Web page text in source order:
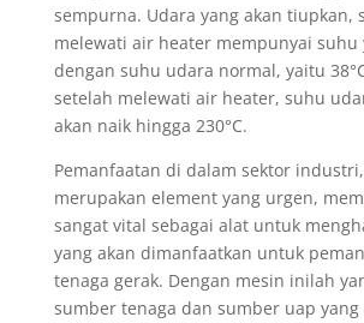
sempurna. Udara yang akan tiupkan,
melewati air heater mempunyai suhu
dengan suhu udara normal, yaitu
setelah melewati air heater, suhu
akan naik hingga 230°C.
Pemanfaatan di dalam sektor
merupakan element yang urgen,
sangat vital sebagai alat untuk
yang akan dimanfaatkan untuk
tenaga gerak. Dengan mesin inilah
sumber tenaga dan sumber uap yang